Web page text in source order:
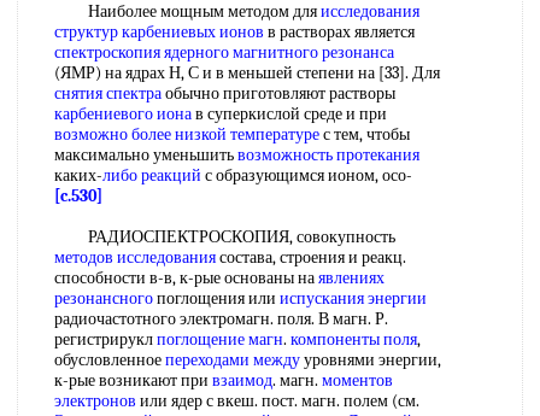
Наиболее мощным методом дляисследования
структуркарбениевых ионов в растворах является
спектроскопия ядерного магнитного резонанса
(ЯМР) на ядрах Н, С и в меньшей степени на [33]. Для
снятия спектраобычно приготовляют растворы
карбениевого ионав суперкислой среде и при
возможно болеенизкой температурес тем, чтобы
максимально уменьшитьвозможность протекания
каких-либо реакций с образующимся ионом, осо-
[c.530]
РАДИОСПЕКТРОСКОПИЯ, совокупность
методов исследованиясостава, строения и реакц.
способности в-в, к-рые основаны наявлениях
резонансногопоглощения или испускания энергии
радиочастотного электромагн. поля. В магн. Р.
регистрируклпоглощение магн. компоненты поля,
обусловленноепереходами междууровнями энергии,
к-рые возникают при взаимод. магн. моментов
электронов или ядер с вкеш. пост. магн. полем (см.